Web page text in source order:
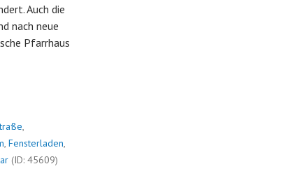
Auch die
nach neue
Pfarrhaus
,
, Fensterladen,
(ID: 45609)